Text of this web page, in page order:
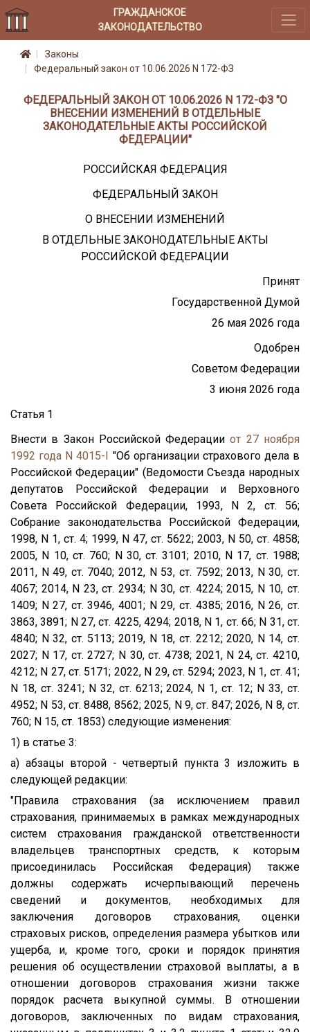
ГРАЖДАНСКОЕ
ЗАКОНОДАТЕЛЬСТВО
Законы
Федеральный закон от 10.06.2026 N 172-ФЗ
ФЕДЕРАЛЬНЫЙ ЗАКОН ОТ 10.06.2026 N 172-ФЗ "О
ВНЕСЕНИИ ИЗМЕНЕНИЙ В ОТДЕЛЬНЫЕ
ЗАКОНОДАТЕЛЬНЫЕ АКТЫ РОССИЙСКОЙ
ФЕДЕРАЦИИ"
РОССИЙСКАЯ ФЕДЕРАЦИЯ
ФЕДЕРАЛЬНЫЙ ЗАКОН
О ВНЕСЕНИИ ИЗМЕНЕНИЙ
В ОТДЕЛЬНЫЕ ЗАКОНОДАТЕЛЬНЫЕ АКТЫ
РОССИЙСКОЙ ФЕДЕРАЦИИ
Принят
Государственной Думой
26 мая 2026 года
Одобрен
Советом Федерации
3 июня 2026 года
Статья 1
Внести в Закон Российской Федерацииот 27 ноября
1992 года N 4015-I "Об организации страхового дела в
Российской Федерации" (Ведомости Съезда народных
депутатов Российской Федерации и Верховного
Совета Российской Федерации, 1993, N 2, ст. 56;
Собрание законодательства Российской Федерации,
1998, N 1, ст. 4; 1999, N 47, ст. 5622; 2003, N 50, ст. 4858;
2005, N 10, ст. 760; N 30, ст. 3101; 2010, N 17, ст. 1988;
2011, N 49, ст. 7040; 2012, N 53, ст. 7592; 2013, N 30, ст.
4067; 2014, N 23, ст. 2934; N 30, ст. 4224; 2015, N 10, ст.
1409; N 27, ст. 3946, 4001; N 29, ст. 4385; 2016, N 26, ст.
3863, 3891; N 27, ст. 4225, 4294; 2018, N 1, ст. 66; N 31, ст.
4840; N 32, ст. 5113; 2019, N 18, ст. 2212; 2020, N 14, ст.
2027; N 17, ст. 2727; N 30, ст. 4738; 2021, N 24, ст. 4210,
4212; N 27, ст. 5171; 2022, N 29, ст. 5294; 2023, N 1, ст. 41;
N 18, ст. 3241; N 32, ст. 6213; 2024, N 1, ст. 12; N 33, ст.
4952; N 53, ст. 8488, 8562; 2025, N 9, ст. 847; 2026, N 8, ст.
760; N 15, ст. 1853) следующие изменения:
1) в статье 3:
а) абзацы второй - четвертый пункта 3 изложить в
следующей редакции:
"Правила страхования (за исключением правил
страхования, принимаемых в рамках международных
систем страхования гражданской ответственности
владельцев транспортных средств, к которым
присоединилась Российская Федерация) также
должны содержать исчерпывающий перечень
сведений и документов, необходимых для
заключения договоров страхования, оценки
страховых рисков, определения размера убытков или
ущерба, и, кроме того, сроки и порядок принятия
решения об осуществлении страховой выплаты, а в
отношении договоров страхования жизни также
порядок расчета выкупной суммы. В отношении
договоров, заключенных по видам страхования,